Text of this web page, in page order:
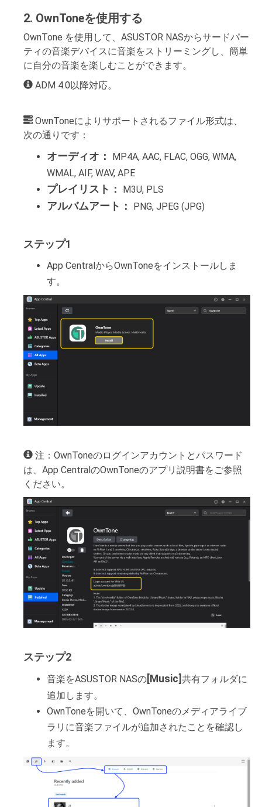
2. OwnToneを使用する
OwnTone を使用して、ASUSTOR NASからサードパー
ティの音楽デバイスに音楽をストリーミングし、簡単
に自分の音楽を楽しむことができます。
ADM 4.0以降対応。
OwnToneによりサポートされるファイル形式は、
次の通りです：
オーディオ：
MP4A, AAC, FLAC, OGG, WMA,
WMAL, AIF, WAV, APE
プレイリスト： M3U, PLS
アルバムアート： PNG, JPEG (JPG)
ステップ1
App CentralからOwnToneをインストールしま
す。
注：OwnToneのログインアカウントとパスワード
は、App CentralのOwnToneのアプリ説明書をご参照
ください。
ステップ2
音楽をASUSTOR NASの [Music] 共有フォルダに
追加します。
OwnToneを開いて、OwnToneのメディアライブ
ラリに音楽ファイルが追加されたことを確認し
ます。